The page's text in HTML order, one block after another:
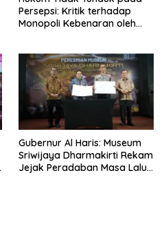
Persepsi: Kritik terhadap
Monopoli Kebenaran oleh
Gubernur Al Haris: Museum
Sriwijaya Dharmakirti Rekam
Jejak Peradaban Masa Lalu